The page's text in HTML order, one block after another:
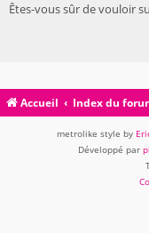
Êtes-vous sûr de vouloir
Accueil Index du
metrolike style by
Développé par